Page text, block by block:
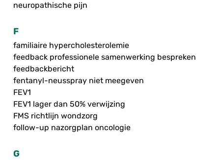
neuropathische pijn
F
familiaire hypercholesterolemie
feedback professionele samenwerking bespreken
feedbackbericht
fentanyl-neusspray niet meegeven
FEV1
FEV1 lager dan 50% verwijzing
FMS richtlijn wondzorg
follow-up nazorgplan oncologie
G